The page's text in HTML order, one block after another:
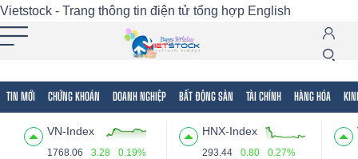
Vietstock - Trang thông tin điện tử tổng hợp English
TIN MỚI CHỨNG KHOÁN DOANH NGHIỆP BẤT ĐỘNG SẢN TÀI CHÍNH HÀNG HÓA
VN-Index
1768.06 3.28 0.19%
HNX-Index
293.44 0.80 0.27%
Tất cả Tính năng Ngành Mã chứng khoán
Tính